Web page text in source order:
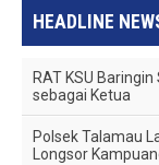
HEADLINE
RAT KSU
sebagai Ketua
Polsek Talamau
Longsor